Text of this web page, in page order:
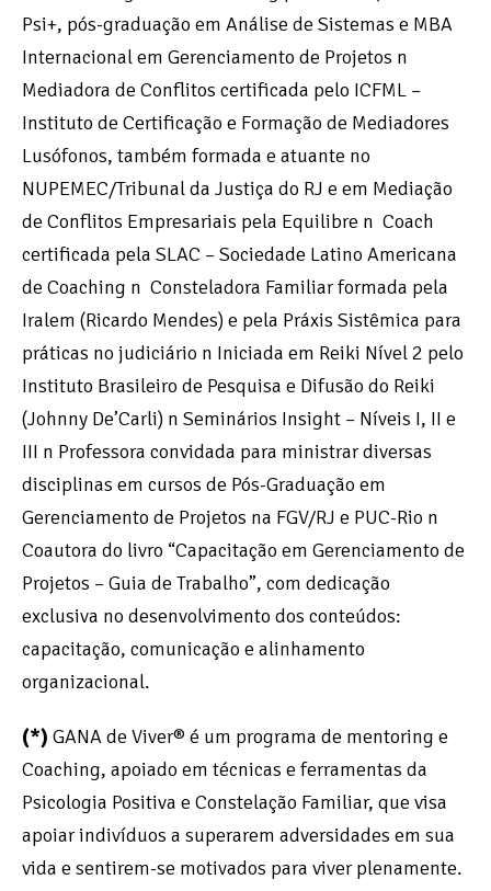
Psi+, pós-graduação em Análise de Sistemas e MBA
Internacional em Gerenciamento de Projetos n
Mediadora de Conflitos certificada pelo ICFML –
Instituto de Certificação e Formação de Mediadores
Lusófonos, também formada e atuante no
NUPEMEC/Tribunal da Justiça do RJ e em Mediação
de Conflitos Empresariais pela Equilibre n Coach
certificada pela SLAC – Sociedade Latino Americana
de Coaching n Consteladora Familiar formada pela
Iralem (Ricardo Mendes) e pela Práxis Sistêmica para
práticas no judiciário n Iniciada em Reiki Nível 2 pelo
Instituto Brasileiro de Pesquisa e Difusão do Reiki
(Johnny De’Carli) n Seminários Insight – Níveis I, II e
III n Professora convidada para ministrar diversas
disciplinas em cursos de Pós-Graduação em
Gerenciamento de Projetos na FGV/RJ e PUC-Rio n
Coautora do livro “Capacitação em Gerenciamento de
Projetos – Guia de Trabalho”, com dedicação
exclusiva no desenvolvimento dos conteúdos:
capacitação, comunicação e alinhamento
organizacional.
(*) GANA de Viver® é um programa de mentoring e
Coaching, apoiado em técnicas e ferramentas da
Psicologia Positiva e Constelação Familiar, que visa
apoiar indivíduos a superarem adversidades em sua
vida e sentirem-se motivados para viver plenamente.